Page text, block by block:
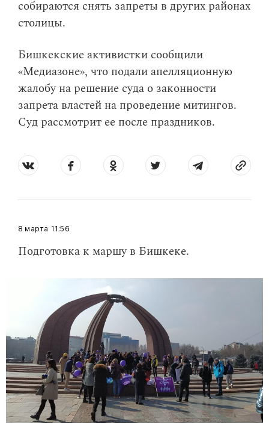
собираются снять запреты в других районах
столицы.
Бишкекские активистки сообщили
«Медиазоне», что подали апелляционную
жалобу на решение суда о законности
запрета властей на проведение митингов.
Суд рассмотрит ее после праздников.
11:56
8 марта
Подготовка к маршу в Бишкеке.